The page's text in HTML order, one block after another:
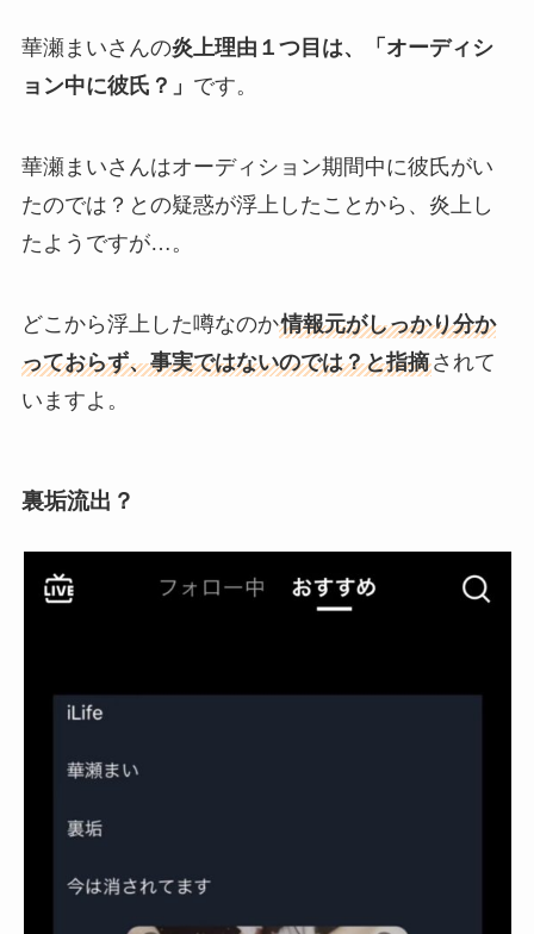
華瀬まいさんの炎上理由１つ目は、「オーディシ
ョン中に彼氏？」 です。
華瀬まいさんはオーディション期間中に彼氏がい
たのでは？との疑惑が浮上したことから、炎上し
たようですが…。
どこから浮上した噂なのか情報元がしっかり分か
っておらず、事実ではないのでは？と指摘されて
いますよ。
裏垢流出？